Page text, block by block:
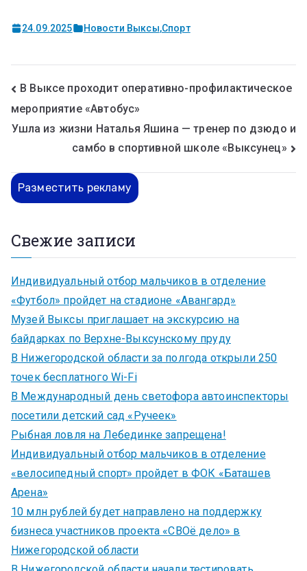
24.09.2025 Новости Выксы,Спорт
В Выксе проходит оперативно-профилактическое
мероприятие «Автобус»
Ушла из жизни Наталья Яшина — тренер по дзюдо и
самбо в спортивной школе «Выксунец»
Разместить рекламу
Свежие записи
Индивидуальный отбор мальчиков в отделение
«Футбол» пройдет на стадионе «Авангард»
Музей Выксы приглашает на экскурсию на
байдарках по Верхне-Выксунскому пруду
В Нижегородской области за полгода открыли 250
точек бесплатного Wi-Fi
В Международный день светофора автоинспекторы
посетили детский сад «Ручеек»
Рыбная ловля на Лебединке запрещена!
Индивидуальный отбор мальчиков в отделение
«велосипедный спорт» пройдет в ФОК «Баташев
Арена»
10 млн рублей будет направлено на поддержку
бизнеса участников проекта «СВОё дело» в
Нижегородской области